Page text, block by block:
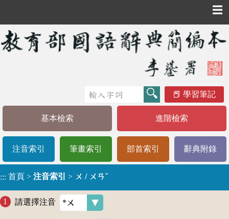
☰
學習筆記
基本檢索 進階檢索
注音索引 筆畫索引 部首索引 辭典附錄
::: 首頁 > 注音索引 > ㄨ / ㄨㄢˇ
請選擇注音